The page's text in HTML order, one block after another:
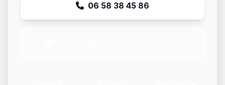
06 58 38 45 86